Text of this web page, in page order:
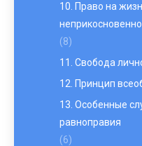
10. Право на
(8)
11. Свобода
12. Принцип
13. Особенные
равноправия
(6)